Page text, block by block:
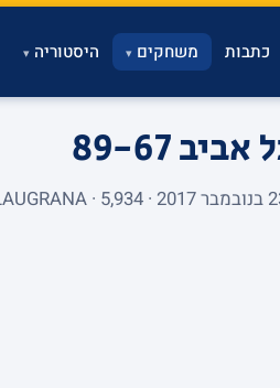
כתבות משחקים▾ היסטוריה▾
אביב89-67